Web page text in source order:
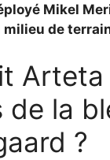
Mikel
de
Arteta
de la
?